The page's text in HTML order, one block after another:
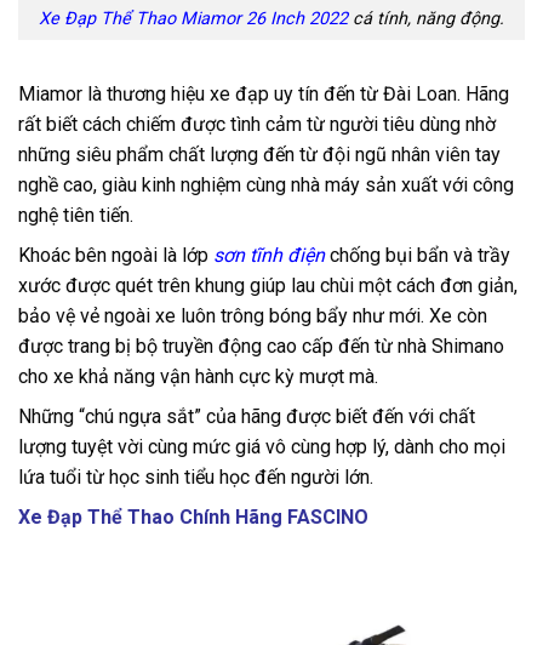
Xe Đạp Thể Thao Miamor 26 Inch 2022cá tính, năng động.
Miamor là thương hiệu xe đạp uy tín đến từ Đài Loan. Hãng
rất biết cách chiếm được tình cảm từ người tiêu dùng nhờ
những siêu phẩm chất lượng đến từ đội ngũ nhân viên tay
nghề cao, giàu kinh nghiệm cùng nhà máy sản xuất với công
nghệ tiên tiến.
Khoác bên ngoài là lớp sơn tĩnh điệnchống bụi bẩn và trầy
xước được quét trên khung giúp lau chùi một cách đơn giản,
bảo vệ vẻ ngoài xe luôn trông bóng bẩy như mới. Xe còn
được trang bị bộ truyền động cao cấp đến từ nhà Shimano
cho xe khả năng vận hành cực kỳ mượt mà.
Những “chú ngựa sắt” của hãng được biết đến với chất
lượng tuyệt vời cùng mức giá vô cùng hợp lý, dành cho mọi
lứa tuổi từ học sinh tiểu học đến người lớn.
Xe Đạp Thể Thao Chính Hãng FASCINO